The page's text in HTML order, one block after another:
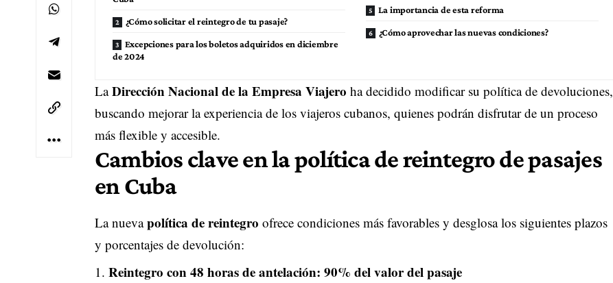
¿Cómo solicitar el reintegro de tu pasaje?
Excepciones para los boletos adquiridos en diciembre
de 2024
La importancia de esta reforma
¿Cómo aprovechar las nuevas condiciones?
LaDirección Nacional de la Empresa Viajero ha decidido modificar su política de devoluciones,
buscando mejorar la experiencia de los viajeros cubanos, quienes podrán disfrutar de un proceso
más flexible y accesible.
Cambios clave en la política de reintegro de pasajes
en Cuba
La nuevapolítica de reintegro ofrece condiciones más favorables y desglosa los siguientes plazos
y porcentajes de devolución:
Reintegro con 48 horas de antelación: 90% del valor del pasaje